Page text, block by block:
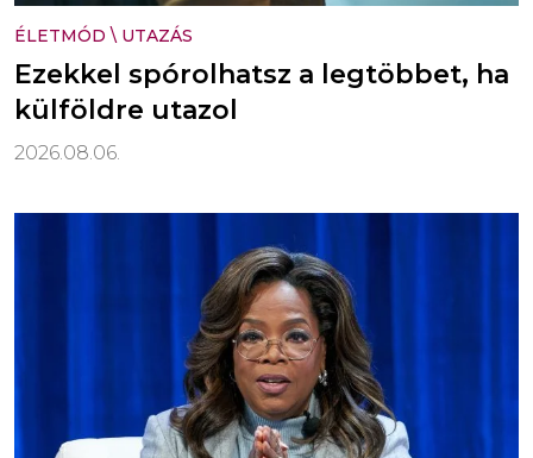
ÉLETMÓD \ UTAZÁS
Ezekkel spórolhatsz a legtöbbet, ha
külföldre utazol
2026.08.06.